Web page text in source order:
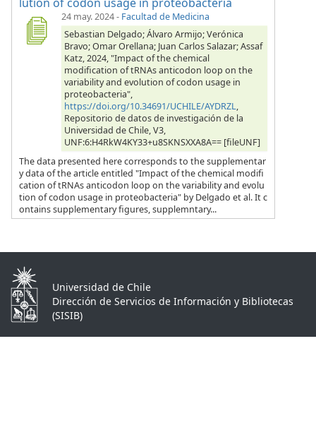
24 may. 2024- Facultad de Medicina
Sebastian Delgado; Álvaro Armijo; Verónica
Bravo; Omar Orellana; Juan Carlos Salazar; Assaf
Katz, 2024, "Impact of the chemical
modification of tRNAs anticodon loop on the
variability and evolution of codon usage in
proteobacteria",
https://doi.org/10.34691/UCHILE/AYDRZL,
Repositorio de datos de investigación de la
Universidad de Chile, V3,
UNF:6:H4RkW4KY33+u8SKNSXXA8A== [fileUNF]
The data presented here corresponds to the supplementar
y data of the article entitled "Impact of the chemical modifi
cation of tRNAs anticodon loop on the variability and evolu
tion of codon usage in proteobacteria" by Delgado et al. It c
ontains supplementary figures, supplemntary...
Universidad de Chile
Dirección de Servicios de Información y Bibliotecas
(SISIB)